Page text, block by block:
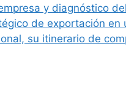
y diagnóstico
de exportación en
su itinerario de